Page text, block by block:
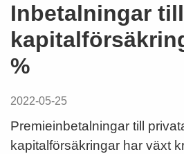
Inbetalningar
%
2022-05-25
Premieinbetalningar till
kapitalförsäkringar har växt